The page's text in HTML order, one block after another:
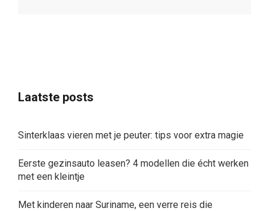
Laatste posts
Sinterklaas vieren met je peuter: tips voor extra magie
Eerste gezinsauto leasen? 4 modellen die écht werken
met een kleintje
Met kinderen naar Suriname, een verre reis die